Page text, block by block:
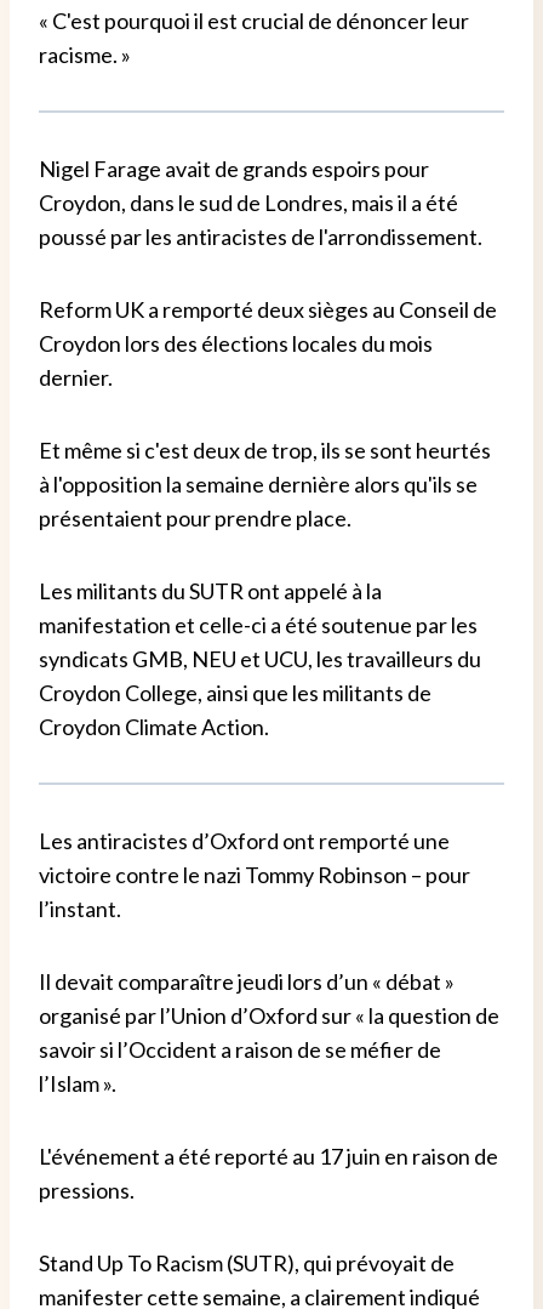
« C'est pourquoi il est crucial de dénoncer leur
racisme. »
Nigel Farage avait de grands espoirs pour
Croydon, dans le sud de Londres, mais il a été
poussé par les antiracistes de l'arrondissement.
Reform UK a remporté deux sièges au Conseil de
Croydon lors des élections locales du mois
dernier.
Et même si c'est deux de trop, ils se sont heurtés
à l'opposition la semaine dernière alors qu'ils se
présentaient pour prendre place.
Les militants du SUTR ont appelé à la
manifestation et celle-ci a été soutenue par les
syndicats GMB, NEU et UCU, les travailleurs du
Croydon College, ainsi que les militants de
Croydon Climate Action.
Les antiracistes d’Oxford ont remporté une
victoire contre le nazi Tommy Robinson – pour
l’instant.
Il devait comparaître jeudi lors d’un « débat »
organisé par l’Union d’Oxford sur « la question de
savoir si l’Occident a raison de se méfier de
l’Islam ».
L'événement a été reporté au 17 juin en raison de
pressions.
Stand Up To Racism (SUTR), qui prévoyait de
manifester cette semaine, a clairement indiqué